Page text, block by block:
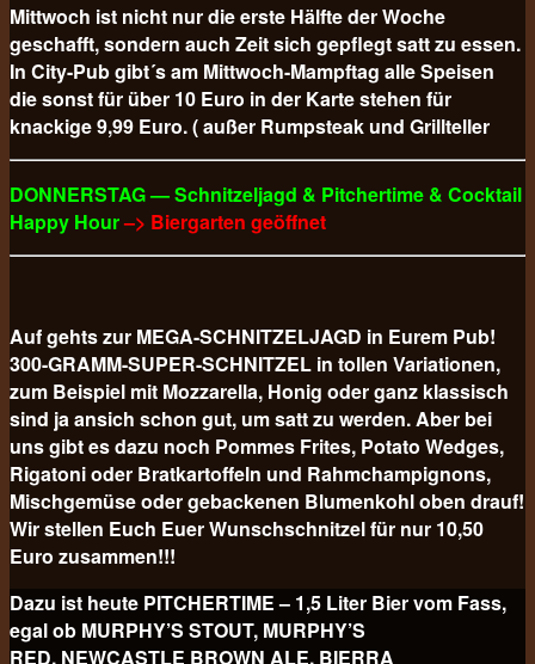
Mittwoch ist nicht nur die erste Hälfte der Woche
geschafft, sondern auch Zeit sich gepflegt satt zu essen.
In City-Pub gibt´s am Mittwoch-Mampftag alle Speisen
die sonst für über 10 Euro in der Karte stehen für
knackige 9,99 Euro. ( außer Rumpsteak und Grillteller
DONNERSTAG — Schnitzeljagd & Pitchertime & Cocktail
Happy Hour–> Biergarten geöffnet
Auf gehts zur MEGA-SCHNITZELJAGD in Eurem Pub!
300-GRAMM-SUPER-SCHNITZEL in tollen Variationen,
zum Beispiel mit Mozzarella, Honig oder ganz klassisch
sind ja ansich schon gut, um satt zu werden. Aber bei
uns gibt es dazu noch Pommes Frites, Potato Wedges,
Rigatoni oder Bratkartoffeln und Rahmchampignons,
Mischgemüse oder gebackenen Blumenkohl oben drauf!
Wir stellen Euch Euer Wunschschnitzel für nur 10,50
Euro zusammen!!!
Dazu ist heute PITCHERTIME – 1,5 Liter Bier vom Fass,
egal ob MURPHY’S STOUT, MURPHY’S
RED, NEWCASTLE BROWN ALE, BIERRA